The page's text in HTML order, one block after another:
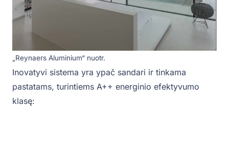
„Reynaers Aluminium“ nuotr.
Inovatyvi sistema yra ypač sandari ir tinkama
pastatams, turintiems A++ energinio efektyvumo
klasę: